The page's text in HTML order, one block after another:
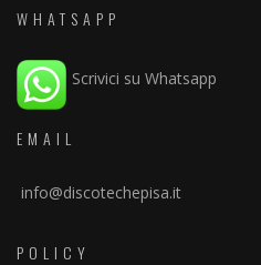
WHATSAPP
Scrivici su Whatsapp
EMAIL
info@discotechepisa.it
POLICY